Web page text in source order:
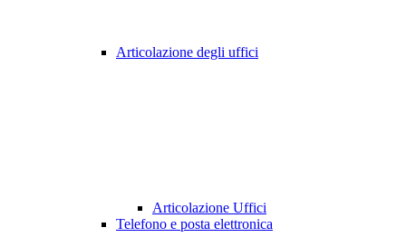
Articolazione degli uffici
Articolazione Uffici
Telefono e posta elettronica